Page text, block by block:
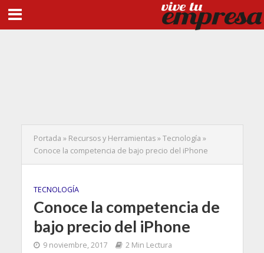
Portada » Recursos y Herramientas»Tecnología »
Conoce la competencia de bajo precio del iPhone
TECNOLOGÍA
Conoce la competencia de
bajo precio del iPhone
9 noviembre, 2017 2 Min Lectura